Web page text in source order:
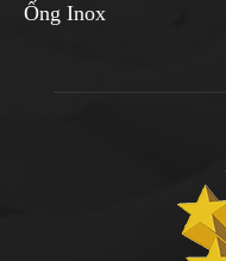
Ống Inox